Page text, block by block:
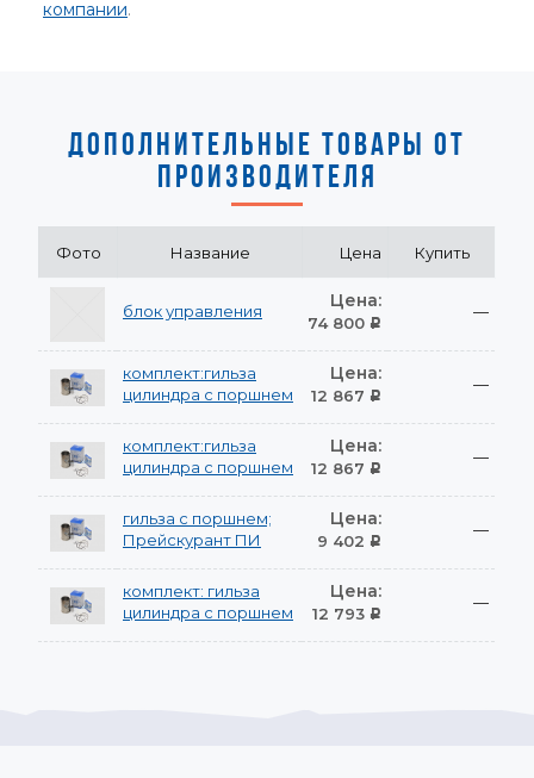
компании.
ДОПОЛНИТЕЛЬНЫЕ ТОВАРЫ ОТ
ПРОИЗВОДИТЕЛЯ
Фото Название Цена Купить
блок управления Цена:
74 800 Р
—
комплект:гильза
цилиндра с поршнем
Цена:
12 867 Р
—
комплект:гильза
цилиндра с поршнем
Цена:
12 867 Р
—
гильза с поршнем;
Прейскурант ПИ
Цена:
9 402 Р
—
комплект: гильза
цилиндра с поршнем
Цена:
12 793 Р
—